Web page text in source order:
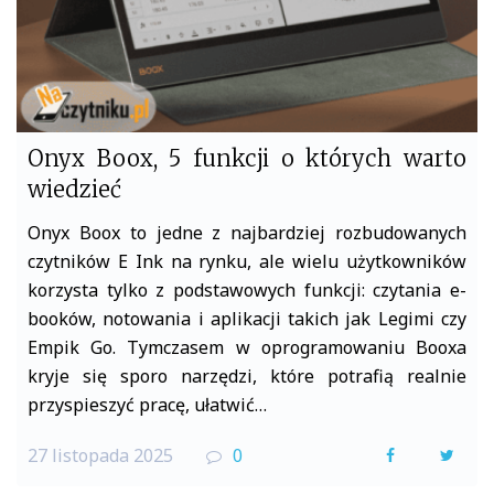
Onyx Boox, 5 funkcji o których warto
wiedzieć
Onyx Boox to jedne z najbardziej rozbudowanych
czytników E Ink na rynku, ale wielu użytkowników
korzysta tylko z podstawowych funkcji: czytania e-
booków, notowania i aplikacji takich jak Legimi czy
Empik Go. Tymczasem w oprogramowaniu Booxa
kryje się sporo narzędzi, które potrafią realnie
przyspieszyć pracę, ułatwić…
27 listopada 2025 0
F